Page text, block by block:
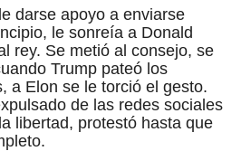
darse apoyo a enviarse
le sonreía a Donald
rey. Se metió al consejo, se
Trump pateó los
a Elon se le torció el gesto.
de las redes sociales
libertad, protestó hasta que